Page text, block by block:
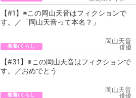
【#1】※この岡山天音はフィクションで
す。／「岡山天音って本名？」
教養/くらし
岡山天音
俳優
【#31】※この岡山天音はフィクションで
す。／おめでとう
教養/くらし
岡山天音
俳優